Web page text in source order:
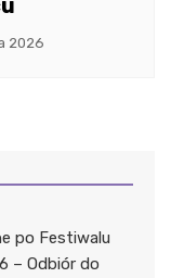
2026
po Festiwalu
– Odbiór do